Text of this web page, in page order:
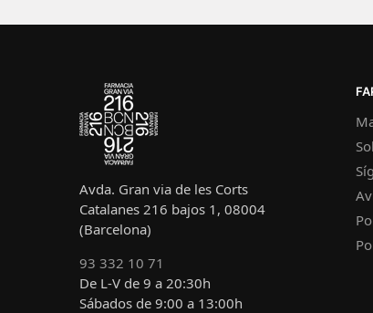
Avda. Gran via de les Corts
Catalanes 216 bajos 1, 08004
(Barcelona)
93 332 10 71
De L-V de 9 a 20:30h
Sábados de 9:00 a 13:00h